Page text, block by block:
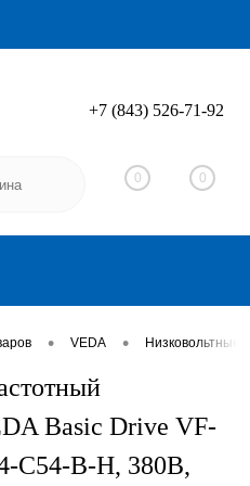
Вход Регистрация
+7 (843) 526-71-92
0 0
• VEDA •
Basic Drive VF-
C54-B-H, 380В,